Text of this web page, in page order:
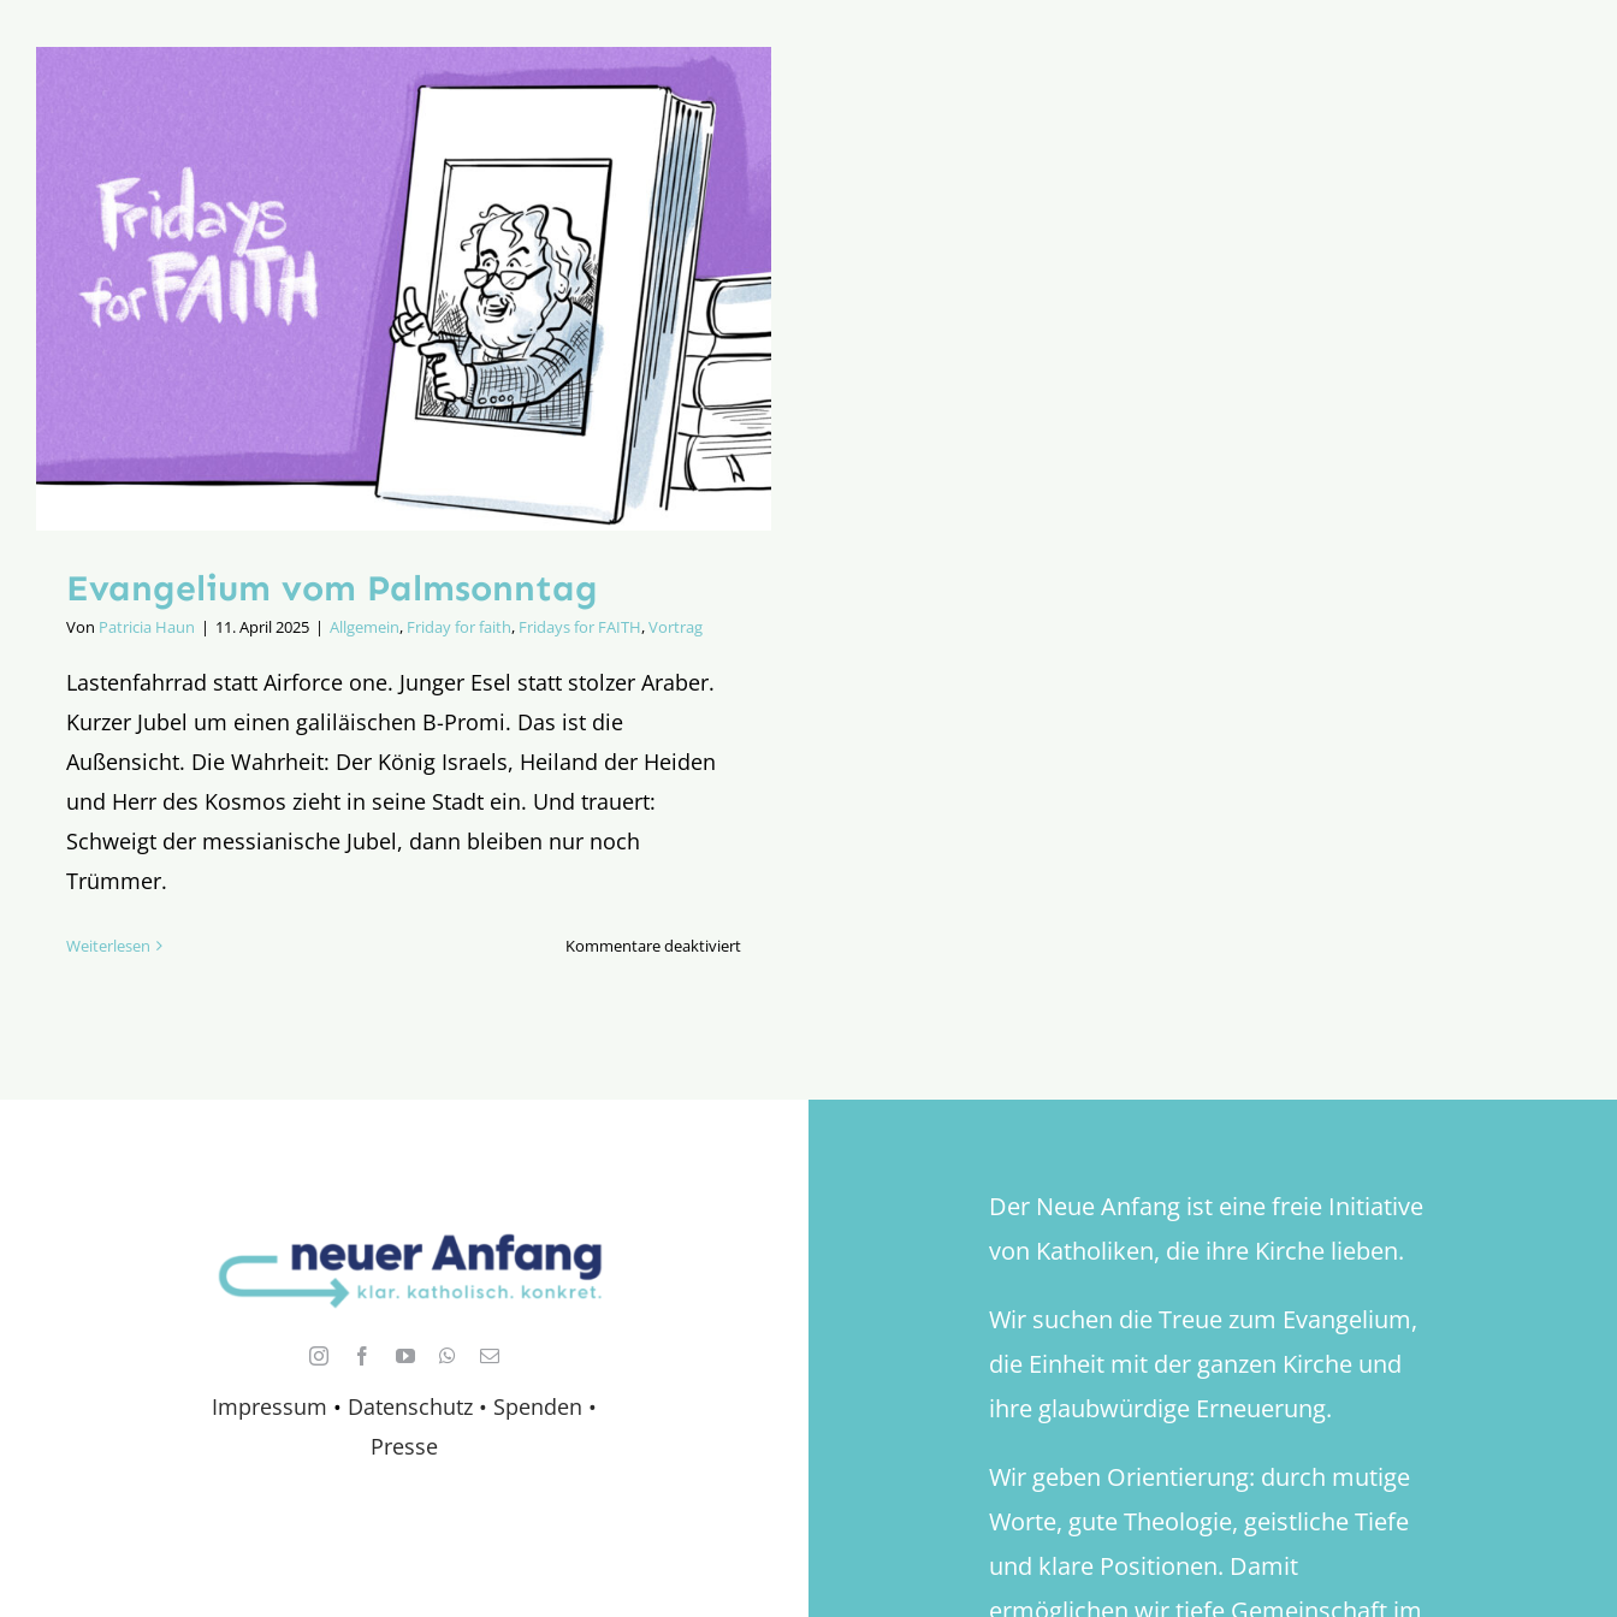
Evangelium vom Palmsonntag
Von Patricia Haun | 11. April 2025 | Allgemein, Friday for faith, Fridays for FAITH,Vortrag
Lastenfahrrad statt Airforce one. Junger Esel statt stolzer Araber.
Kurzer Jubel um einen galiläischen B-Promi. Das ist die
Außensicht. Die Wahrheit: Der König Israels, Heiland der Heiden
und Herr des Kosmos zieht in seine Stadt ein. Und trauert:
Schweigt der messianische Jubel, dann bleiben nur noch
Trümmer.
Weiterlesen Kommentare deaktiviertfür
Impressum • Datenschutz • Spenden •
Presse
Der Neue Anfang ist eine freie Initiative
von Katholiken, die ihre Kirche lieben.
Wir suchen die Treue zum Evangelium,
die Einheit mit der ganzen Kirche und
ihre glaubwürdige Erneuerung.
Wir geben Orientierung: durch mutige
Worte, gute Theologie, geistliche Tiefe
und klare Positionen. Damit
ermöglichen wir tiefe Gemeinschaft im